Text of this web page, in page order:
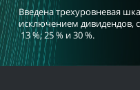
Введена трехуровневая
исключением дивидендов,
13 %; 25 % и30 %.